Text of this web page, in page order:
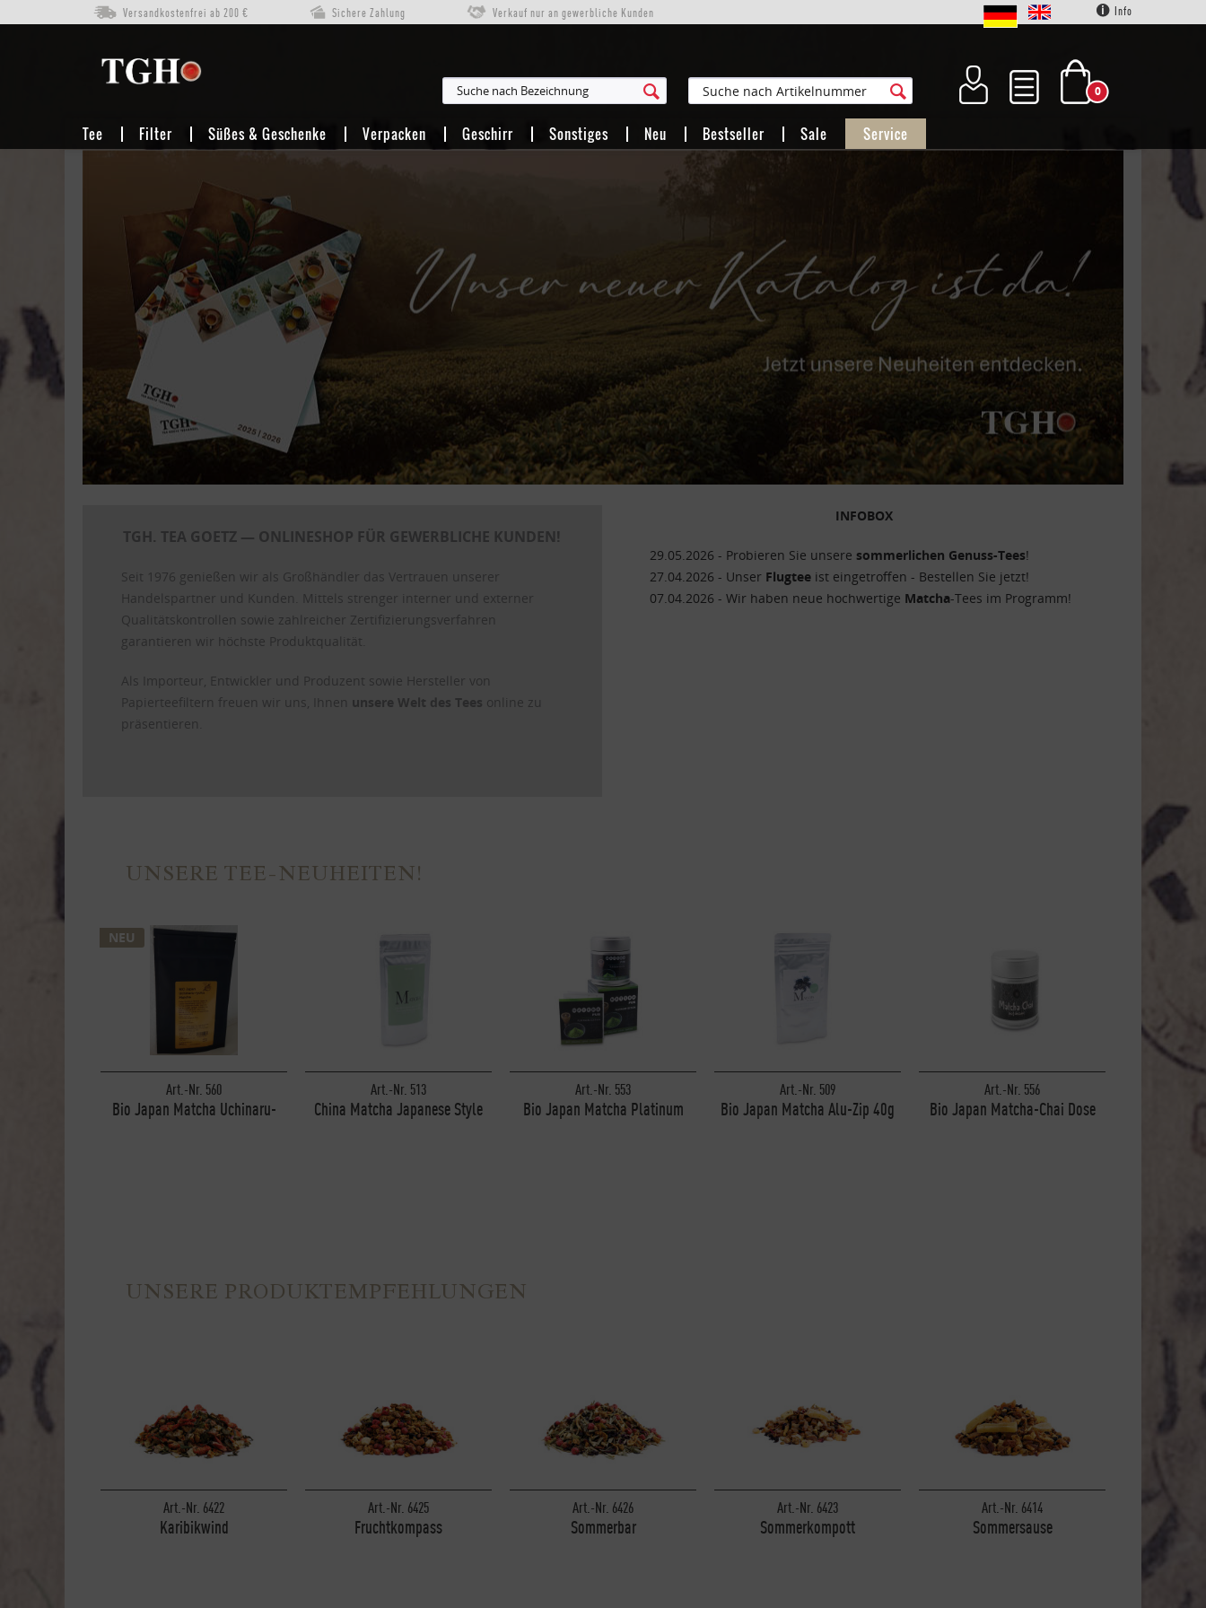
Versandkostenfrei ab 200 € Sichere Zahlung Verkauf nur an gewerbliche Kunden Info
0
Tee Filter Süßes & Geschenke Verpacken Geschirr Sonstiges Neu Bestseller Sale Service
TGH. TEA GOETZ — ONLINESHOP FÜR GEWERBLICHE KUNDEN!
Seit 1976 genießen wir als Großhändler das Vertrauen unserer
Handelspartner und Kunden. Mittels strenger interner und externer
Qualitätskontrollen sowie zahlreicher Zertifizierungsverfahren
garantieren wir höchste Produktqualität.
Als Importeur, Entwickler und Produzent sowie Hersteller von
Papierteefiltern freuen wir uns, Ihnen unsere Welt des Tees online zu
präsentieren.
INFOBOX
29.05.2026 - Probieren Sie unsere sommerlichen Genuss-Tees!
27.04.2026 - Unser Flugtee ist eingetroffen - Bestellen Sie jetzt!
07.04.2026 - Wir haben neue hochwertige Matcha-Tees im Programm!
UNSERE TEE-NEUHEITEN!
NEU
Art.-Nr. 560
Bio Japan Matcha Uchinaru-
Art.-Nr. 513
China Matcha Japanese Style
Art.-Nr. 553
Bio Japan Matcha Platinum
Art.-Nr. 509
Bio Japan Matcha Alu-Zip 40g
Art.-Nr. 556
Bio Japan Matcha-Chai Dose
UNSERE PRODUKTEMPFEHLUNGEN
Art.-Nr. 6422
Karibikwind
Art.-Nr. 6425
Fruchtkompass
Art.-Nr. 6426
Sommerbar
Art.-Nr. 6423
Sommerkompott
Art.-Nr. 6414
Sommersause